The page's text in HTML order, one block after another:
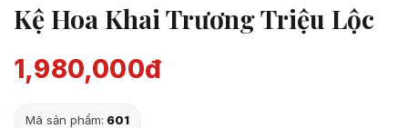
Kệ Hoa Khai Trương Triệu Lộc
1,980,000đ
Mã sản phẩm: 601